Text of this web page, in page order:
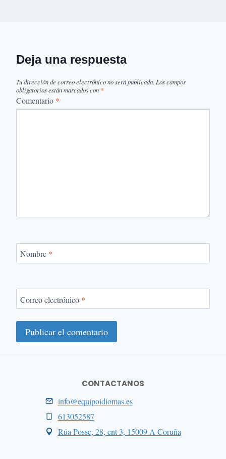
Deja una respuesta
Tu dirección de correo electrónico no será publicada. Los campos
obligatorios están marcados con *
Comentario *
Nombre *
Correo electrónico *
CONTACTANOS
info@equipoidiomas.es
613052587
Rúa Posse, 28, ent 3, 15009 A Coruña